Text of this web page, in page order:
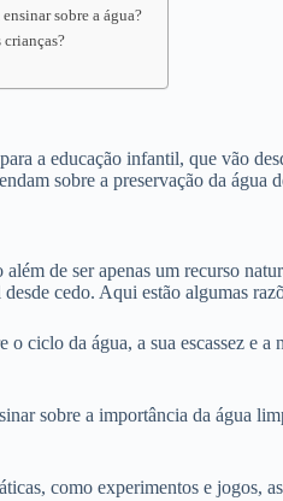
sobre a água?
a educação infantil, que vão
sobre a preservação da água
de ser apenas um recurso
cedo. Aqui estão algumas
o ciclo da água, a sua escassez e a
sobre a importância da água
como experimentos e jogos,